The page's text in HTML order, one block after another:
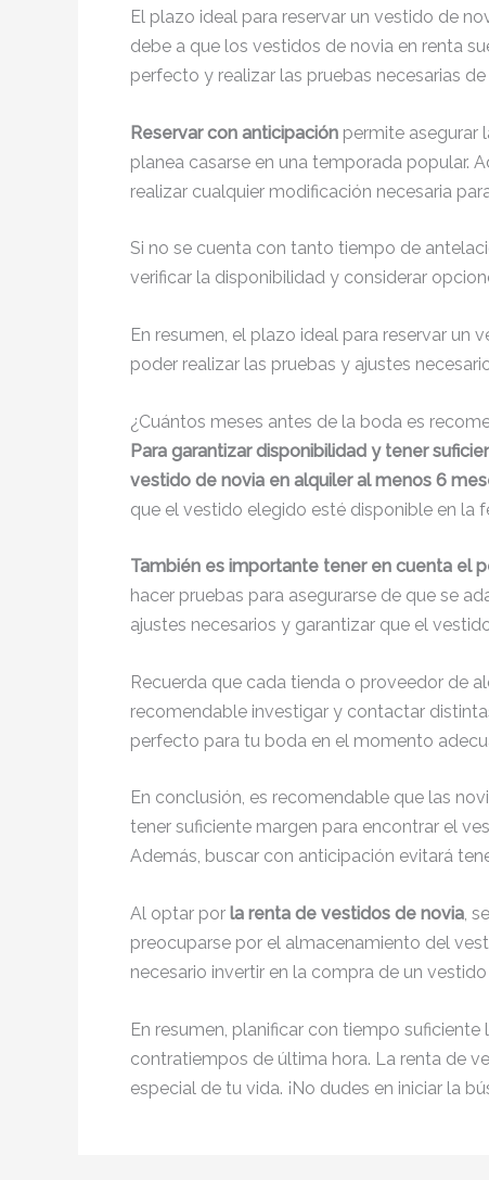
El plazo ideal para reservar un vestido de
debe a que los vestidos de novia en renta
perfecto y realizar las pruebas necesarias de
Reservar con anticipación permite asegurar
planea casarse en una temporada popular.
realizar cualquier modificación necesaria
Si no se cuenta con tanto tiempo de
verificar la disponibilidad y considerar
En resumen, el plazo ideal para reservar
poder realizar las pruebas y ajustes
¿Cuántos meses antes de la boda es
Para garantizar disponibilidad y tener
vestido de novia en alquiler al menos 6
que el vestido elegido esté disponible en la
También es importante tener en cuenta el
hacer pruebas para asegurarse de que se
ajustes necesarios y garantizar que el
Recuerda que cada tienda o proveedor de
recomendable investigar y contactar
perfecto para tu boda en el momento
En conclusión, es recomendable que las
tener suficiente margen para encontrar el
Además, buscar con anticipación evitará
Al optar por la renta de vestidos de novia,
preocuparse por el almacenamiento del
necesario invertir en la compra de un
En resumen, planificar con tiempo
contratiempos de última hora. La renta de
especial de tu vida. ¡No dudes en iniciar la